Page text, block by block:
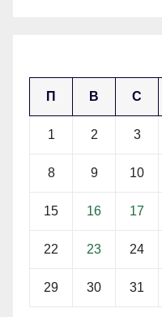
П В С
1 2 3
8 9 10
15 16 17
22 23 24
29 30 31